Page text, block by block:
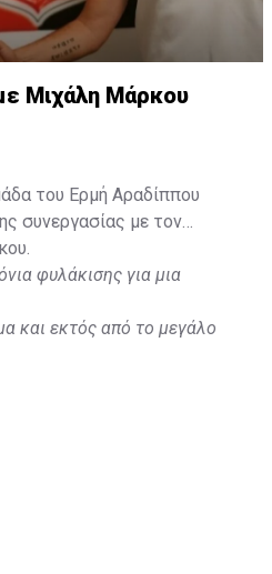
Μιχάλη Μάρκου
του Ερμή Αραδίππου
συνεργασίας με τον
φυλάκισης για μια
και εκτός από το μεγάλο